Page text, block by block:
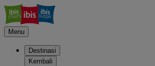
Menu
Destinasi
Kembali